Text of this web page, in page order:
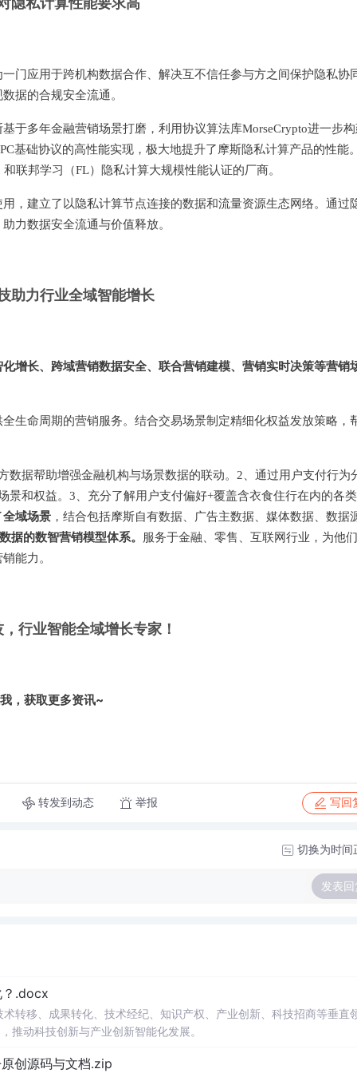
门应用于跨机构数据合作、解决互不信任参与方之间保护隐私协
据的合规安全流通。
于多年金融营销场景打磨，利用协议算法库MorseCrypto进一步构
基础协议的高性能实现，极大地提升了摩斯隐私计算产品的性能
联邦学习（FL）隐私计算大规模性能认证的厂商。
，建立了以隐私计算节点连接的数据和流量资源生态网络。通过
力数据安全流通与价值释放。
助力行业全域智能增长
增长、跨域营销数据安全、联合营销建模、营销实时决策等营销
生命周期的营销服务。结合交易场景制定精细化权益发放策略，
数据帮助增强金融机构与场景数据的联动。2、通过用户支付行为
和权益。3、充分了解用户支付偏好+覆盖含衣食住行在内的各
全域场景，结合包括摩斯自有数据、广告主数据、媒体数据、数据
据的数智营销模型体系。
服务于金融、零售、互联网行业，为他
能力。
行业智能全域增长专家！
，获取更多资讯~
转发到动态 举报 写回
切换为时间
发表回
？.docx
转移、成果转化、技术经纪、知识产权、产业创新、科技招商等垂直
推动科技创新与产业创新智能化发展。
创源码与文档.zip